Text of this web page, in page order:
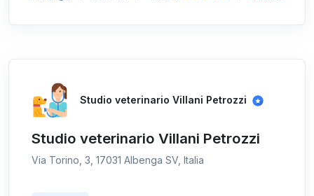
Studio veterinario Villani Petrozzi
Studio veterinario Villani Petrozzi
Via Torino, 3, 17031 Albenga SV, Italia